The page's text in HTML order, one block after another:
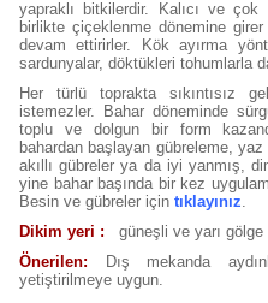
yapraklı bitkilerdir. Kalıcı ve çok
birlikte çiçeklenme dönemine
devam ettirirler. Kök ayırma
sardunyalar, döktükleri tohumlarla
Her türlü toprakta sıkıntısız
istemezler. Bahar döneminde
toplu ve dolgun bir form
bahardan başlayan gübreleme,
akıllı gübreler ya da iyi yanmış,
yine bahar başında bir kez
Besin ve gübreler için tıklayınız.
Dikim yeri : güneşli ve yarı gölge
Önerilen: Dış mekanda
yetiştirilmeye uygun.